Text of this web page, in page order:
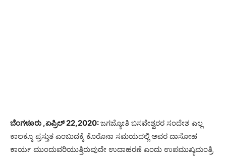
ಬೆಂಗಳೂರು ,ಏಪ್ರಿಲ್ 22,2020:ಜಗಜ್ಯೋತಿ ಬಸವೇಶ್ವರರ ಸಂದೇಶ ಎಲ್ಲ
ಕಾಲಕ್ಕೂ ಪ್ರಸ್ತುತ ಎಂಬುದಕ್ಕೆ ಕೊರೊನಾ ಸಮಯದಲ್ಲಿ ಅವರ ದಾಸೋಹ
ಕಾರ್ಯ ಮುಂದುವರಿಯುತ್ತಿರುವುದೇ ಉದಾಹರಣೆ ಎಂದು ಉಪಮುಖ್ಯಮಂತ್ರಿ